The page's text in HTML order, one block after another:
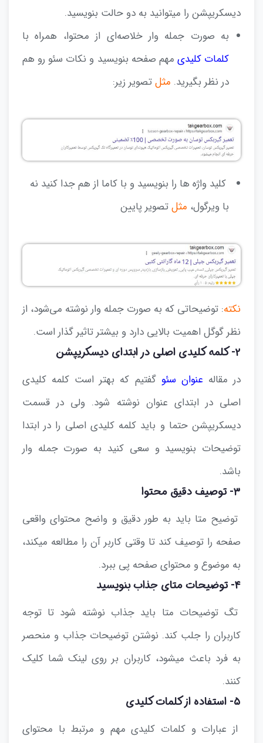
دیسکریپشن را میتوانید به دو حالت بنویسید.
به صورت جمله وار خلاصه‌ای از محتوا، همراه با
کلمات کلیدیمهم صفحه بنویسید و نکات سئو رو هم
در نظر بگیرید. مثلتصویر زیر:
کلید واژه ها را بنویسید و با کاما از هم جدا کنید نه
با ویرگول، مثلتصویر پایین
نکته: توضیحاتی که به صورت جمله وار نوشته می‌شود، از
نظر گوگل اهمیت بالایی دارد و بیشتر تاثیر گذار است.
۲- کلمه کلیدی اصلی در ابتدای دیسکریپشن
در مقاله عنوان سئو گفتیم که بهتر است کلمه کلیدی
اصلی در ابتدای عنوان نوشته شود. ولی در قسمت
دیسکریپشن حتما و باید کلمه کلیدی اصلی را در ابتدا
توضیحات بنویسید و سعی کنید به صورت جمله وار
باشد.
۳- توصیف دقیق محتوا
توضیح متا باید به طور دقیق و واضح محتوای واقعی
صفحه را توصیف کند تا وقتی کاربر آن را مطالعه میکند،
به موضوع و محتوای صفحه پی ببرد.
۴- توضیحات متای جذاب بنویسید
تگ توضیحات متا باید جذاب نوشته شود تا توجه
کاربران را جلب کند. نوشتن توضیحات جذاب و منحصر
به فرد باعث میشود، کاربران بر روی لینک شما کلیک
کنند.
۵- استفاده از کلمات کلیدی
از عبارات و کلمات کلیدی مهم و مرتبط با محتوای